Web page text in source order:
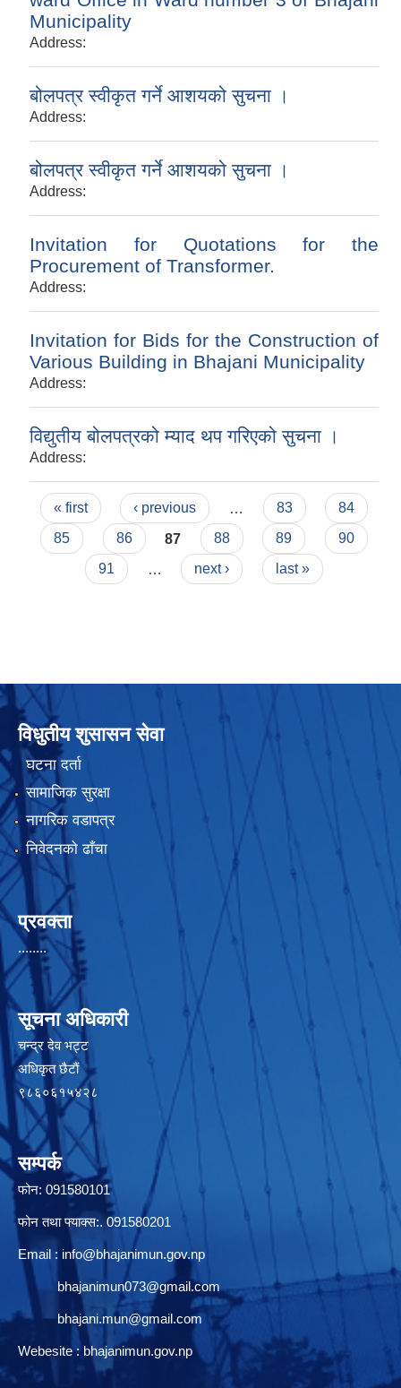
Municipality
Address:
बोलपत्र स्वीकृत गर्ने आशयको सुचना ।
Address:
बोलपत्र स्वीकृत गर्ने आशयको सुचना ।
Address:
Invitation for Quotations for the
Procurement of Transformer.
Address:
Invitation for Bids for the Construction of
Various Building in Bhajani Municipality
Address:
विद्युतीय बोलपत्रको म्याद थप गरिएको सुचना ।
Address:
Pages
« first ‹ previous 83
84
85
86 87 88 89
90
91
next › last »
विधुतीय शुसासन सेवा
घटना दर्ता
सामाजिक सुरक्षा
नागरिक वडापत्र
निवेदनको ढाँचा
प्रवक्ता
........
सूचना अधिकारी
चन्द्र देव भट्ट
अधिकृत छैटाैं
९८६०६१५४२८
सम्पर्क
फोन: 091580101
फोन तथा फ्याक्स:. 091580201
Email : info@bhajanimun.gov.np
bhajanimun073@gmail.com
bhajani.mun@gmail.com
Webesite : bhajanimun.gov.np